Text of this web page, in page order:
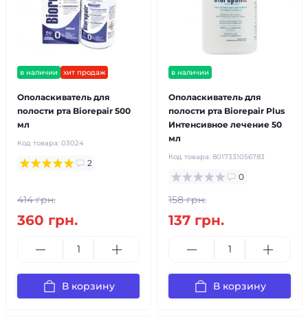
в наличии хит продаж
Ополаскиватель для
полости рта Biorepair 500
мл
Код товара: 03024
2
414 грн.
360 грн.
В корзину
в наличии
Ополаскиватель для
полости рта Biorepair Plus
Интенсивное лечение 50
мл
Код товара: 8017331056783
0
158 грн.
137 грн.
В корзину